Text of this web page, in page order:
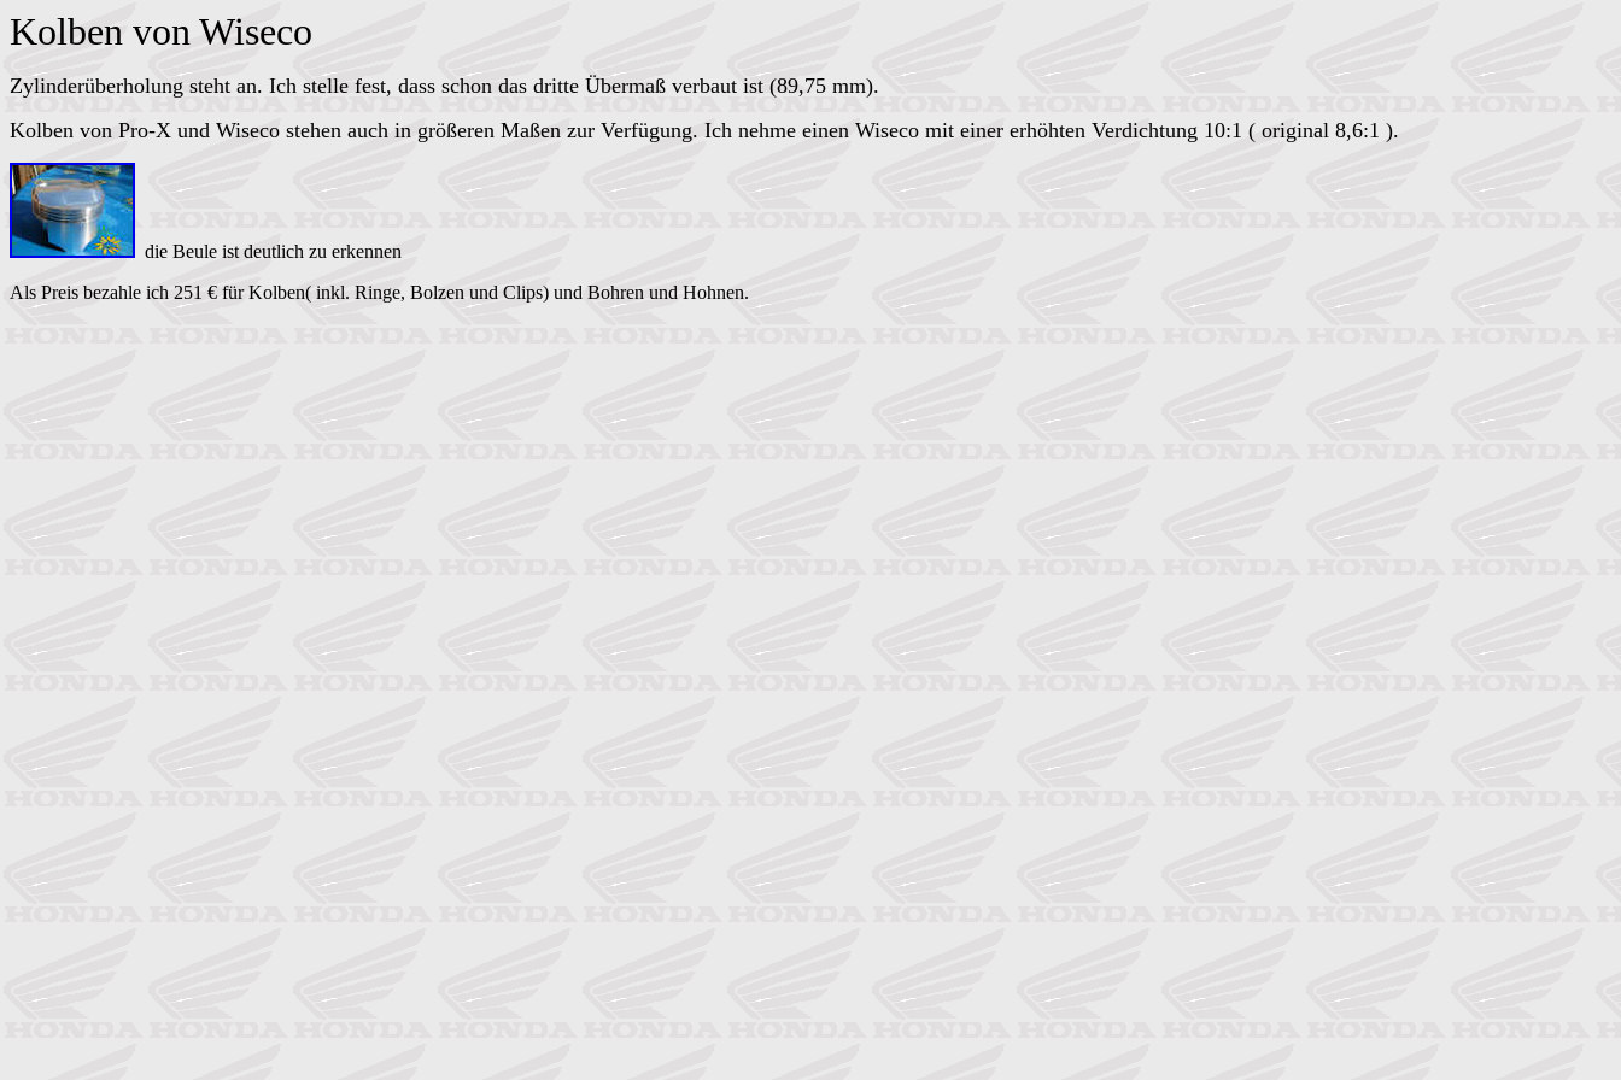
Kolben von Wiseco
Zylinderüberholung steht an. Ich stelle fest, dass schon das dritte Übermaß verbaut ist (89,75 mm).
Kolben von Pro-X und Wiseco stehen auch in größeren Maßen zur Verfügung. Ich nehme einen Wiseco mit einer erhöhten Verdichtung 10:1 ( original 8,6:1 ).
die Beule ist deutlich zu erkennen
Als Preis bezahle ich 251 € für Kolben( inkl. Ringe, Bolzen und Clips) und Bohren und Hohnen.